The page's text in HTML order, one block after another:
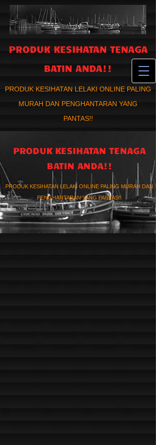
PRODUK KESIHATAN TENAGA
BATIN ANDA!!
PRODUK KESIHATAN LELAKI ONLINE PALING MURAH DAN
PENGHANTARAN YANG PANTAS!!
PRODUK KESIHATAN TENAGA
BATIN ANDA!!
PRODUK KESIHATAN LELAKI ONLINE PALING
MURAH DAN PENGHANTARAN YANG
PANTAS!!